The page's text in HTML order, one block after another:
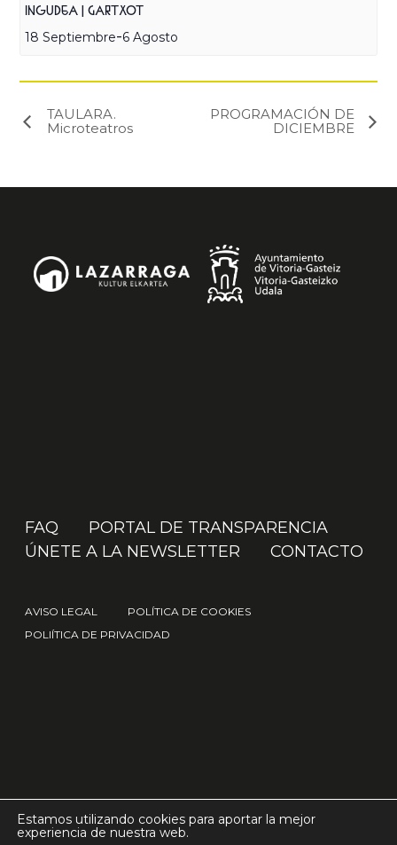
INGUDEA | GARTXOT
18 Septiembre-6 Agosto
TAULARA.
Microteatros
PROGRAMACIÓN DE
DICIEMBRE
FAQ
PORTAL DE TRANSPARENCIA
ÚNETE A LA NEWSLETTER
CONTACTO
AVISO LEGAL
POLÍTICA DE COOKIES
POLIÍTICA DE PRIVACIDAD
© 2026 IAK.
Estamos utilizando cookies para aportar la mejor
experiencia de nuestra web.